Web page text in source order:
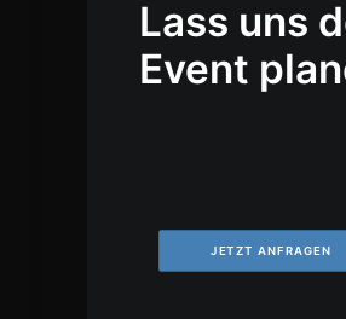
Lass uns
Event
JETZT ANFRAGEN